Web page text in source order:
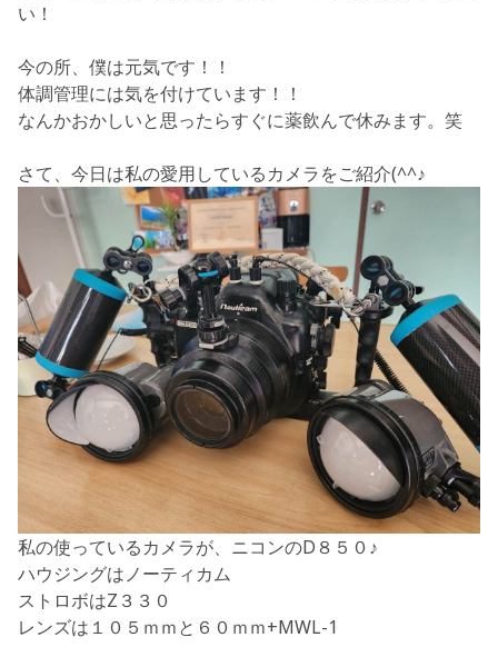
い！
今の所、僕は元気です！！
体調管理には気を付けています！！
なんかおかしいと思ったらすぐに薬飲んで休みます。笑
さて、今日は私の愛用しているカメラをご紹介(^^♪
私の使っているカメラが、ニコンのD８５０♪
ハウジングはノーティカム
ストロボはZ３３０
レンズは１０５ｍｍと６０ｍｍ+MWL-1